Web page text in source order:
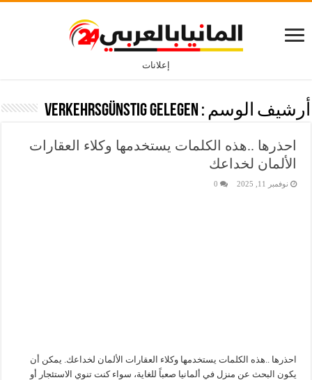
إعلانات
أرشيف الوسم : Verkehrsgünstig gelegen
احذرها ..هذه الكلمات يستخدمها وكلاء العقارات
الألمان لخداعك
نوفمبر 11, 2025 0
احذرها ..هذه الكلمات يستخدمها وكلاء العقارات الألمان لخداعك. يمكن أن
يكون البحث عن منزل في ألمانيا صعباً للغاية، سواء كنت تنوي الاستئجار أو